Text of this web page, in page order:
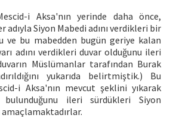
i Aksa'nın yerinde daha önce,
adıyla Siyon Mabedi adını verdikleri bir
ve bu mabedden bugün geriye kalan
adını verdikleri duvar olduğunu ileri
Müslümanlar tarafından Burak
yukarıda belirtmiştik.) Bu
i Aksa'nın mevcut şeklini yıkarak
ileri sürdükleri Siyon